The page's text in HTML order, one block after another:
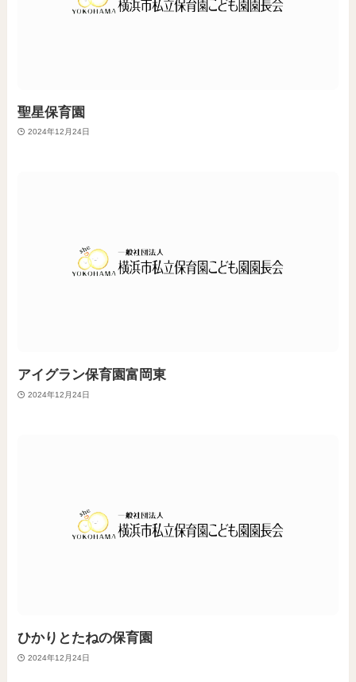
聖星保育園
2024年12月24日
アイグラン保育園富岡東
2024年12月24日
ひかりとたねの保育園
2024年12月24日